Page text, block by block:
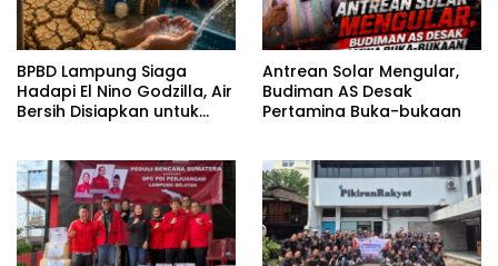
BPBD Lampung Siaga
Hadapi El Nino Godzilla, Air
Bersih Disiapkan untuk
Antrean Solar Mengular,
Budiman AS Desak
Pertamina Buka-bukaan